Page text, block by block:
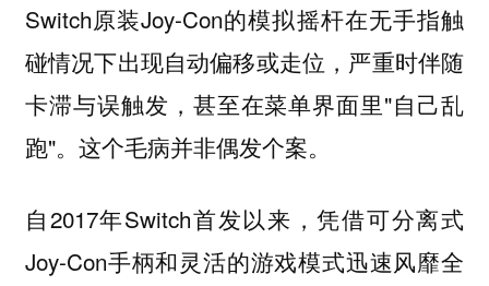
Switch原装Joy-Con的模拟摇杆在无手指触
碰情况下出现自动偏移或走位，严重时伴随
卡滞与误触发，甚至在菜单界面里"自己乱
跑"。这个毛病并非偶发个案。
自2017年Switch首发以来，凭借可分离式
Joy-Con手柄和灵活的游戏模式迅速风靡全